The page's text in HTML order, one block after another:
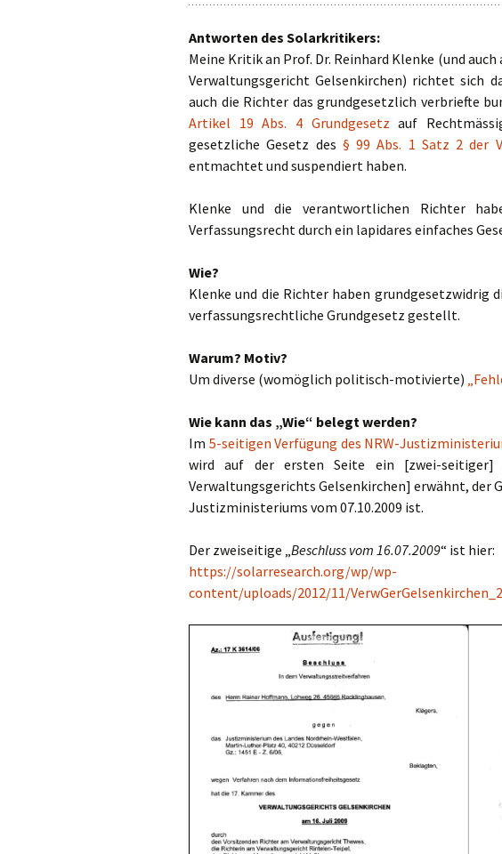
Antworten des Solarkritikers:
Meine Kritik an Prof. Dr. Reinhard Klenke (und
Verwaltungsgericht Gelsenkirchen) richtet sich
auch die Richter das grundgesetzlich verbriefte
Artikel 19 Abs. 4 Grundgesetz auf
gesetzliche Gesetz des § 99 Abs. 1 Satz 2 der
entmachtet und suspendiert haben.
Klenke und die verantwortlichen Richter
Verfassungsrecht durch ein lapidares einfaches
Wie?
Klenke und die Richter haben grundgesetzwidrig
verfassungsrechtliche Grundgesetz gestellt.
Warum? Motiv?
Um diverse (womöglich politisch-motivierte)
Wie kann das „Wie“ belegt werden?
Im 5-seitigen Verfügung des NRW-
wird auf der ersten Seite ein [zwei-seitiger]
Verwaltungsgerichts Gelsenkirchen] erwähnt, der
Justizministeriums vom 07.10.2009 ist.
Der zweiseitige „Beschluss vom 16.07.2009“ ist hier:
https://solarresearch.org/wp/wp-
content/uploads/2012/11/